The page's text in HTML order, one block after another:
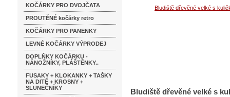
KOČÁRKY PRO DVOJČATA
PROUTĚNÉ kočárky retro
KOČÁRKY PRO PANENKY
LEVNÉ KOČÁRKY VÝPRODEJ
DOPLŇKY KOČÁRKU -
NÁNOŽNÍKY, PLÁŠTĚNKY..
FUSAKY + KLOKANKY + TAŠKY
NA DITĚ + KROSNY +
SLUNEČNÍKY
Bludiště dřevěné velké s